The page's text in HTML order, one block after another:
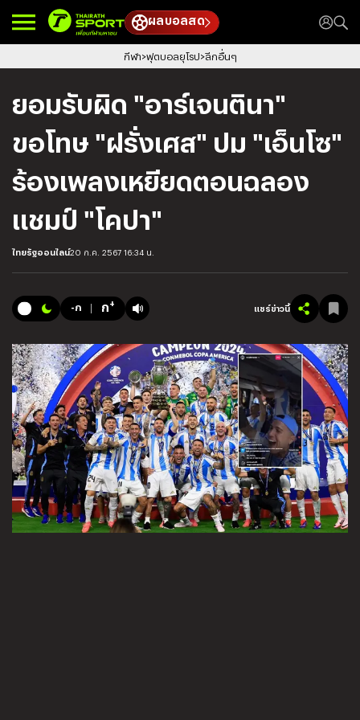
ผลบอลสด
กีฬา ฟุตบอลยุโรป ลีกอื่นๆ
ยอมรับผิด "อาร์เจนตินา"
ขอโทษ "ฝรั่งเศส" ปม "เอ็นโซ"
ร้องเพลงเหยียดตอนฉลอง
แชมป์ "โคปา"
ไทยรัฐออนไลน์20 ก.ค. 2567 16:34 น.
-ก ก+ แชร์ข่าวนี้